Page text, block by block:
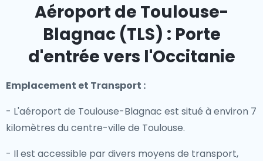
Aéroport de Toulouse-
Blagnac (TLS) : Porte
d'entrée vers l'Occitanie
Emplacement et Transport :
- L'aéroport de Toulouse-Blagnac est situé à environ 7
kilomètres du centre-ville de Toulouse.
- Il est accessible par divers moyens de transport,